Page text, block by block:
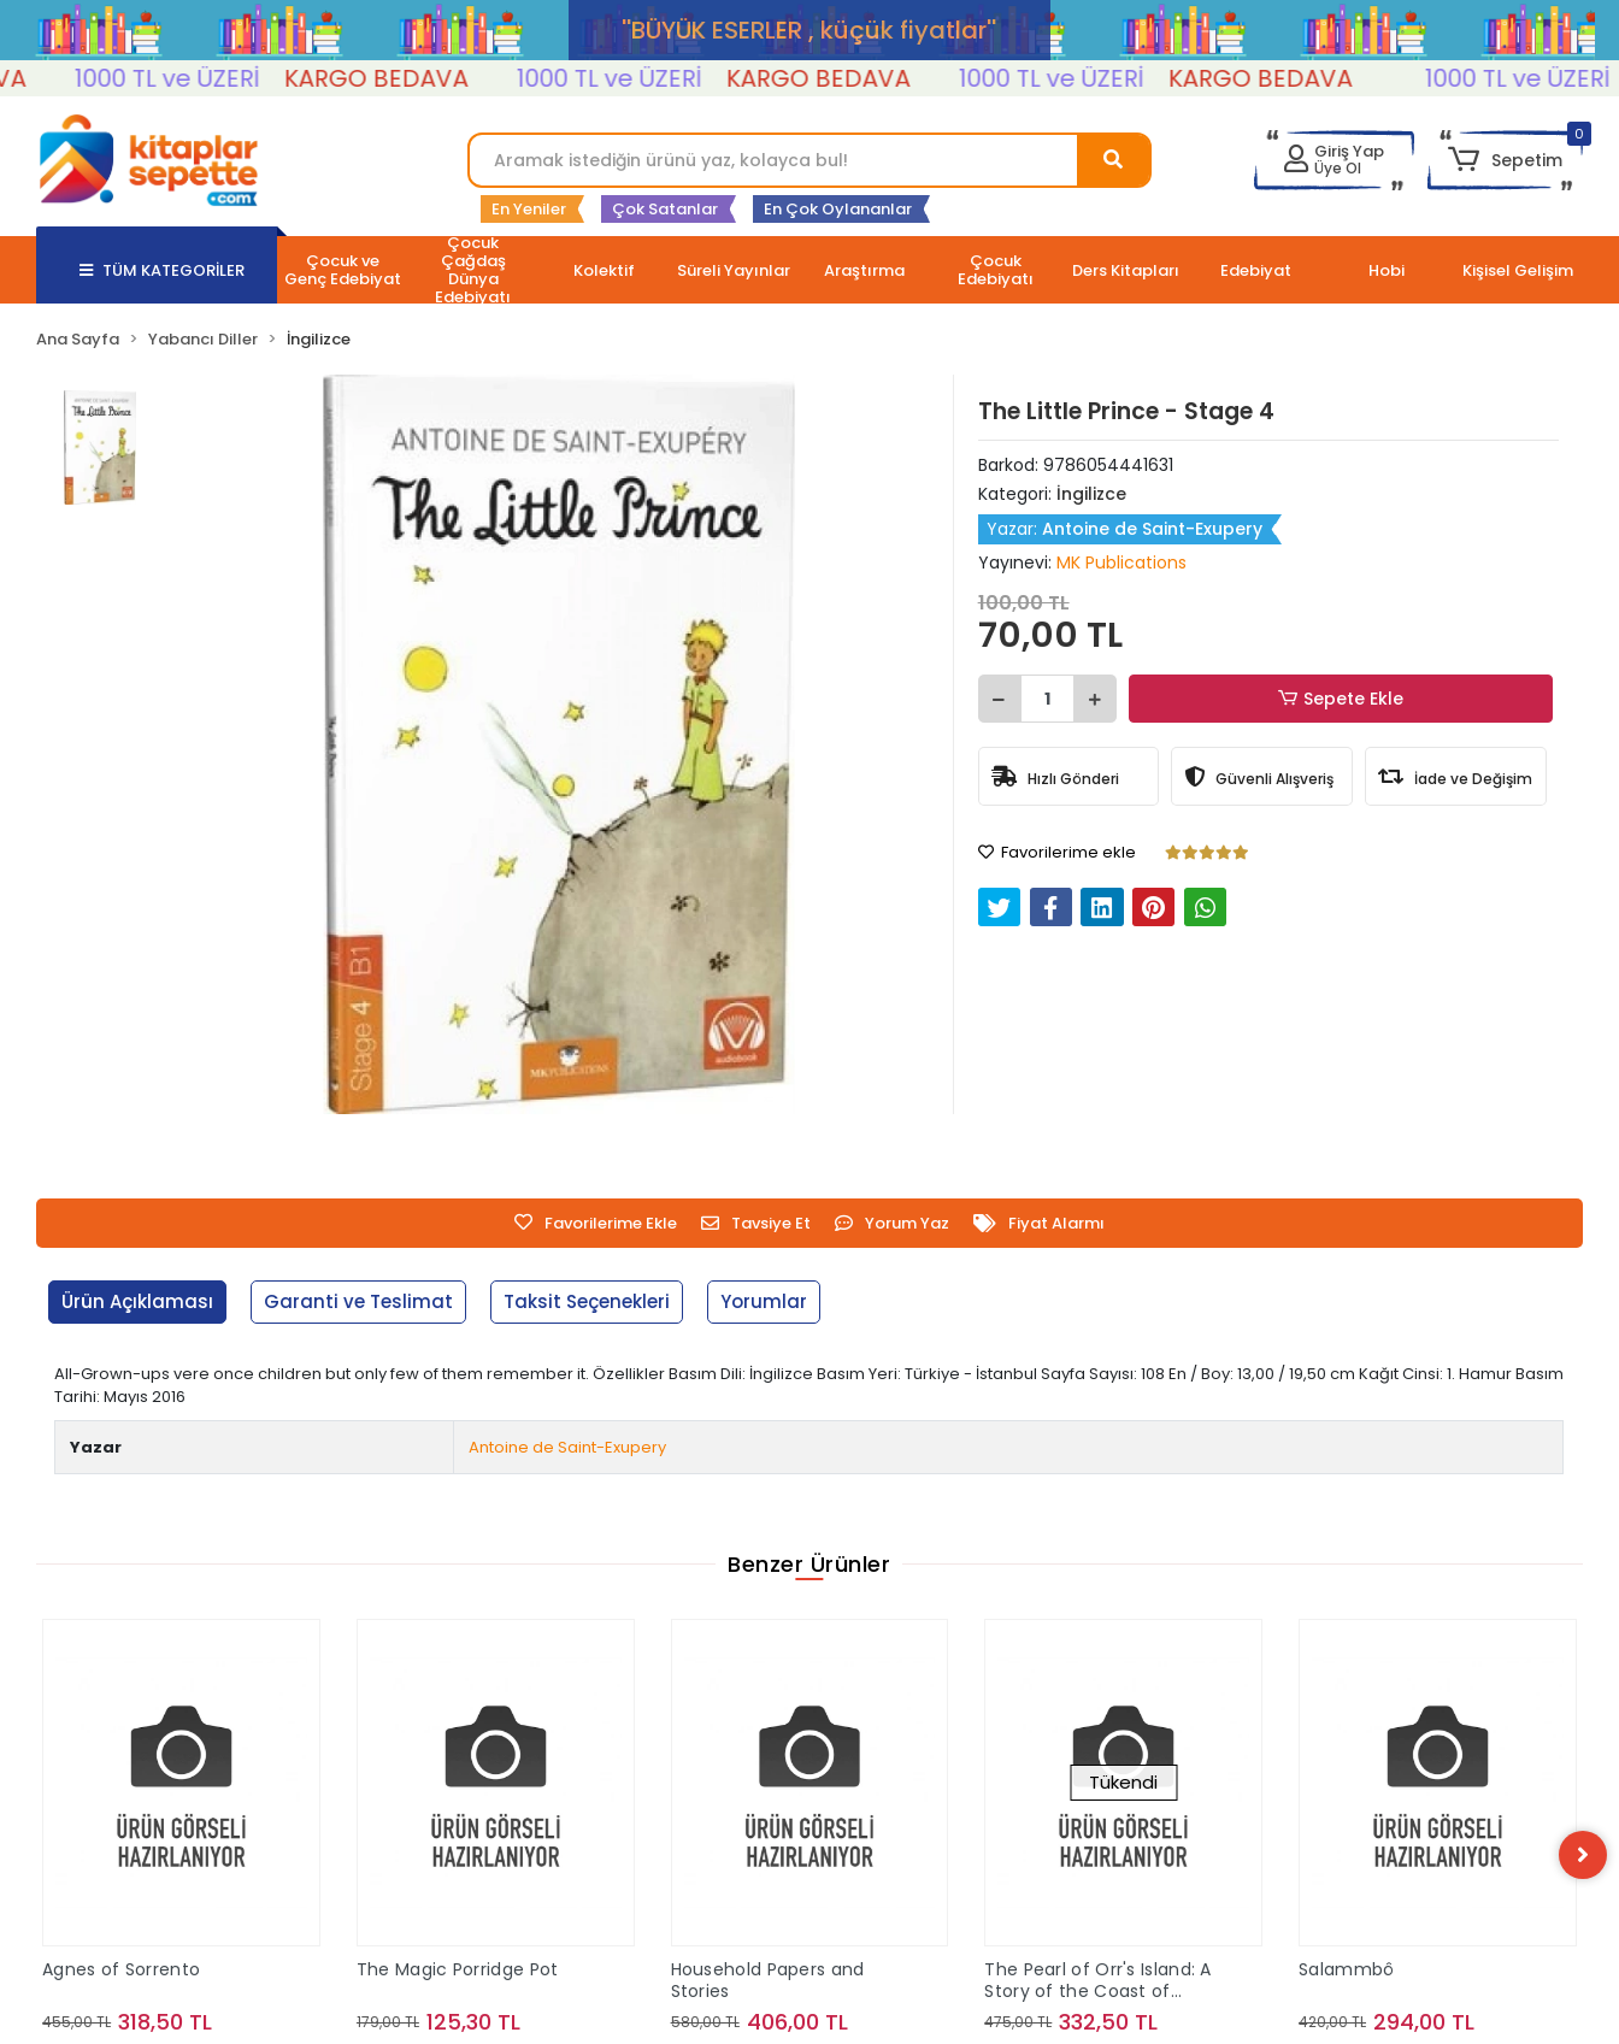
''BÜYÜK ESERLER , küçük fiyatlar''
1000 TL ve ÜZERİ
KARGO BEDAVA 1000 TL ve ÜZERİ KARGO BEDAVA 1000 TL ve ÜZERİ KARGO BEDAVA 1000 TL ve ÜZERİ
En Yeniler Çok Satanlar En Çok Oylananlar
Giriş Yap
Üye Ol
0
Sepetim
TÜM KATEGORİLER Çocuk ve
Genç Edebiyat
Çocuk
Çağdaş
Dünya
Edebiyatı
Kolektif Süreli Yayınlar Araştırma Çocuk
Edebiyatı Ders Kitapları Edebiyat Hobi Kişisel Gelişim
Ana Sayfa Yabancı Diller İngilizce
The Little Prince - Stage 4
Barkod: 9786054441631
Kategori: İngilizce
Yazar: Antoine de Saint-Exupery
Yayınevi: MK Publications
100,00 TL
70,00 TL
Sepete Ekle
Hızlı Gönderi Güvenli Alışveriş İade ve Değişim
Favorilerime ekle
Favorilerime Ekle Tavsiye Et Yorum Yaz Fiyat Alarmı
Ürün Açıklaması Garanti ve Teslimat Taksit Seçenekleri Yorumlar
All-Grown-ups vere once children but only few of them remember it. Özellikler Basım Dili: İngilizce Basım Yeri: Türkiye - İstanbul Sayfa Sayısı: 108 En / Boy: 13,00 / 19,50 cm Kağıt Cinsi: 1. Hamur Basım
Tarihi: Mayıs 2016
Yazar Antoine de Saint-Exupery
Benzer Ürünler
Agnes of Sorrento
455,00 TL 318,50 TL
The Magic Porridge Pot
179,00 TL 125,30 TL
Household Papers and
Stories
580,00 TL 406,00 TL
Tükendi
The Pearl of Orr's Island: A
Story of the Coast of
Maine
475,00 TL 332,50 TL
Salammbô
420,00 TL 294,00 TL